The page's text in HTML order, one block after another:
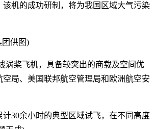
机的成功研制，将为我国区域大气污染
团供图)
涡桨飞机，具备较突出的商载及空间优
局、美国联邦航空管理局和欧洲航空安
30余小时的典型区域试飞，在不同高度